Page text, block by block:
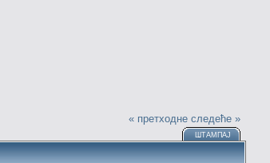
« претходне следеће »
ШТАМПАЈ